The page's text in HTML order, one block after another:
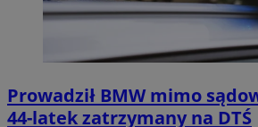
Prowadził BMW mimo
44-latek zatrzymany na DTŚ